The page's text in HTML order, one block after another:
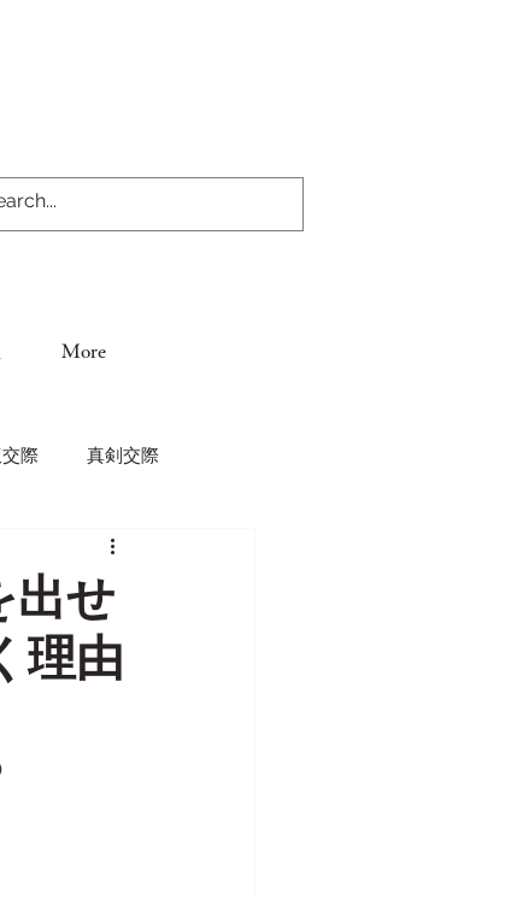
More
際 真剣交際
経験が少ない人の婚活
不安解消・向き不向き）
出せ
理由